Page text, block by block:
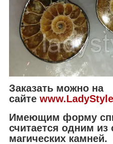
Заказать можно на
сайте
Имеющим форму
считается одним
магических камней.